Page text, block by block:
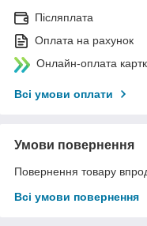
Післяплата
Оплата на рахунок
Онлайн-оплата
Всі умови оплати
Умови повернення
Повернення товару
Всі умови повернення